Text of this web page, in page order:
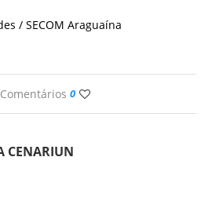
/ SECOM Araguaína
0
CENARIUN